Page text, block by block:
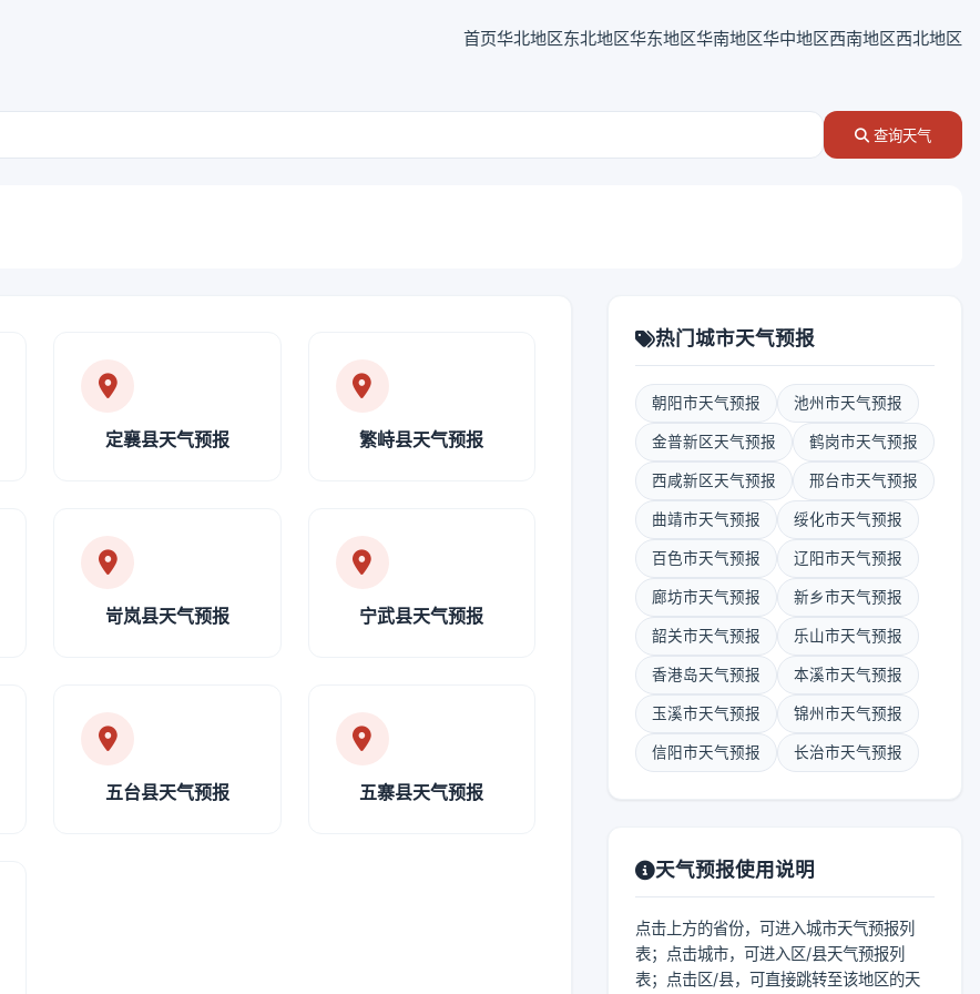
首页华北地区东北地区华东地区华南地区华中地区西南地区西北地区
查询天气
定襄县天气预报 繁峙县天气预报
岢岚县天气预报 宁武县天气预报
五台县天气预报 五寨县天气预报
热门城市天气预报
朝阳市天气预报 池州市天气预报
金普新区天气预报 鹤岗市天气预报
西咸新区天气预报 邢台市天气预报
曲靖市天气预报 绥化市天气预报
百色市天气预报 辽阳市天气预报
廊坊市天气预报 新乡市天气预报
韶关市天气预报 乐山市天气预报
香港岛天气预报 本溪市天气预报
玉溪市天气预报 锦州市天气预报
信阳市天气预报 长治市天气预报
天气预报使用说明
点击上方的省份，可进入城市天气预报列
表；点击城市，可进入区/县天气预报列
表；点击区/县，可直接跳转至该地区的天